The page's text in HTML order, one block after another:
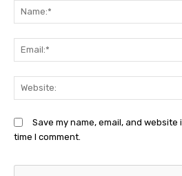
Save my name, email, and
time I comment.